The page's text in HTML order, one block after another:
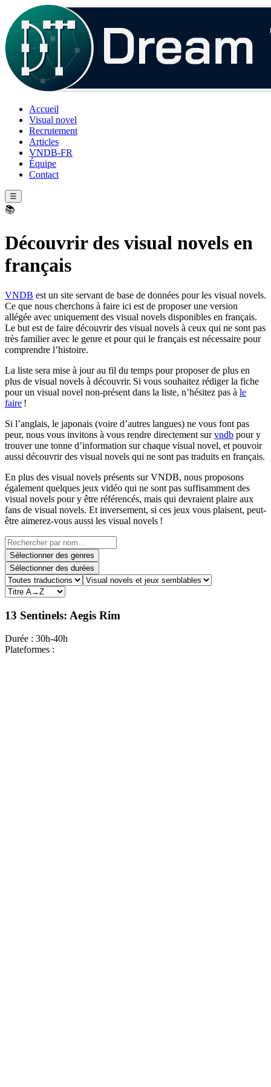
Accueil
Visual novel
Recrutement
Articles
VNDB-FR
Équipe
Contact
☰
📚
Découvrir des visual novels en
français
VNDB est un site servant de base de données pour les visual novels.
Ce que nous cherchons à faire ici est de proposer une version
allégée avec uniquement des visual novels disponibles en français.
Le but est de faire découvrir des visual novels à ceux qui ne sont pas
très familier avec le genre et pour qui le français est nécessaire pour
comprendre l’histoire.
La liste sera mise à jour au fil du temps pour proposer de plus en
plus de visual novels à découvrir. Si vous souhaitez rédiger la fiche
pour un visual novel non-présent dans la liste, n’hésitez pas à le
faire !
Si l’anglais, le japonais (voire d’autres langues) ne vous font pas
peur, nous vous invitons à vous rendre directement survndb pour y
trouver une tonne d’information sur chaque visual novel, et pouvoir
aussi découvrir des visual novels qui ne sont pas traduits en français.
En plus des visual novels présents sur VNDB, nous proposons
également quelques jeux vidéo qui ne sont pas suffisamment des
visual novels pour y être référencés, mais qui devraient plaire aux
fans de visual novels. Et inversement, si ces jeux vous plaisent, peut-
être aimerez-vous aussi les visual novels !
Sélectionner des genres
Sélectionner des durées
13 Sentinels: Aegis Rim
Durée : 30h-40h
Plateformes :